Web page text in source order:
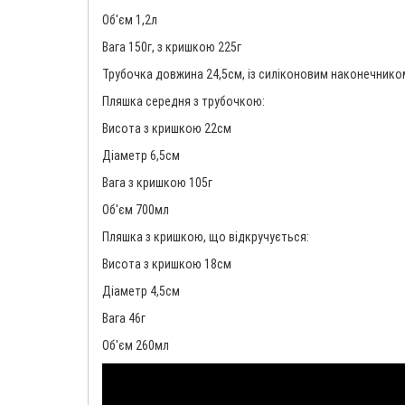
Об'єм 1,2л
Вага 150г, з кришкою 225г
Трубочка довжина 24,5см, із силіконовим
Пляшка середня з трубочкою:
Висота з кришкою 22см
Діаметр 6,5см
Вага з кришкою 105г
Об'єм 700мл
Пляшка з кришкою, що відкручується:
Висота з кришкою 18см
Діаметр 4,5см
Вага 46г
Об'єм 260мл